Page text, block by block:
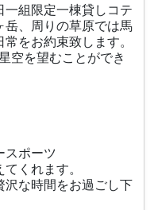
組限定一棟貸しコテ
岳、周りの草原では馬
をお約束致します。
空を望むことができ
スポーツ
くれます。
沢な時間をお過ごし下